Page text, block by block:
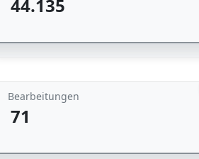
44.135
Bearbeitungen
71